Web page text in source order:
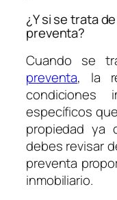
¿Y si se trata
preventa?
Cuando se
preventa, la
condiciones
específicos
propiedad ya
debes revisar
preventa
inmobiliario.